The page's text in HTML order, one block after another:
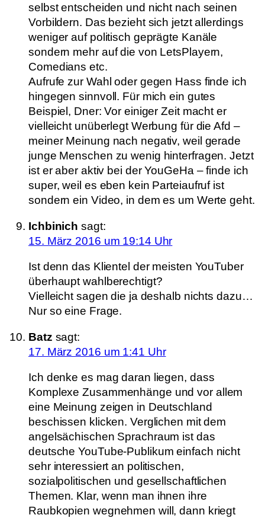
selbst entscheiden und nicht nach seinen
Vorbildern. Das bezieht sich jetzt allerdings
weniger auf politisch geprägte Kanäle
sondern mehr auf die von LetsPlayern,
Comedians etc.
Aufrufe zur Wahl oder gegen Hass finde ich
hingegen sinnvoll. Für mich ein gutes
Beispiel, Dner: Vor einiger Zeit macht er
vielleicht unüberlegt Werbung für die Afd –
meiner Meinung nach negativ, weil gerade
junge Menschen zu wenig hinterfragen. Jetzt
ist er aber aktiv bei der YouGeHa – finde ich
super, weil es eben kein Parteiaufruf ist
sondern ein Video, in dem es um Werte geht.
Ichbinich sagt:
15. März 2016 um 19:14 Uhr
Ist denn das Klientel der meisten YouTuber
überhaupt wahlberechtigt?
Vielleicht sagen die ja deshalb nichts dazu…
Nur so eine Frage.
Batz sagt:
17. März 2016 um 1:41 Uhr
Ich denke es mag daran liegen, dass
Komplexe Zusammenhänge und vor allem
eine Meinung zeigen in Deutschland
beschissen klicken. Verglichen mit dem
angelsächischen Sprachraum ist das
deutsche YouTube-Publikum einfach nicht
sehr interessiert an politischen,
sozialpolitischen und gesellschaftlichen
Themen. Klar, wenn man ihnen ihre
Raubkopien wegnehmen will, dann kriegt